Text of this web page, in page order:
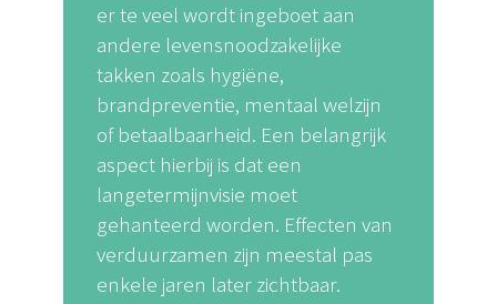
er te veel wordt ingeboet aan
andere levensnoodzakelijke
takken zoals hygiëne,
brandpreventie, mentaal welzijn
of betaalbaarheid. Een belangrijk
aspect hierbij is dat een
langetermijnvisie moet
gehanteerd worden. Effecten van
verduurzamen zijn meestal pas
enkele jaren later zichtbaar.